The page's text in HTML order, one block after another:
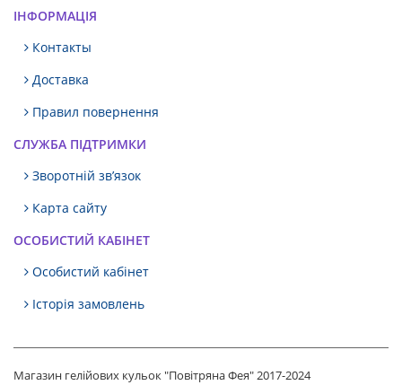
ІНФОРМАЦІЯ
Контакты
Доставка
Правил повернення
СЛУЖБА ПІДТРИМКИ
Зворотній зв’язок
Карта сайту
ОСОБИСТИЙ КАБІНЕТ
Особистий кабінет
Історія замовлень
Магазин гелійових кульок "Повітряна Фея" 2017-2024